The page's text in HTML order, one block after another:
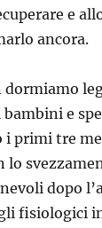
e
ancora.
dormiamo
e
i primi tre
lo
dopo
fisiologici